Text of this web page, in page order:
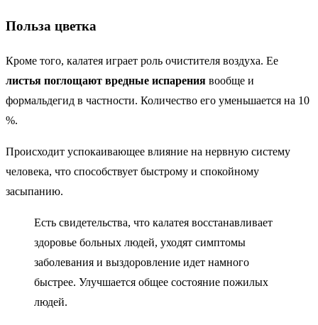
Польза цветка
Кроме того, калатея играет роль очистителя воздуха. Ее
листья поглощают вредные испарения вообще и
формальдегид в частности. Количество его уменьшается на 10
%.
Происходит успокаивающее влияние на нервную систему
человека, что способствует быстрому и спокойному
засыпанию.
Есть свидетельства, что калатея восстанавливает
здоровье больных людей, уходят симптомы
заболевания и выздоровление идет намного
быстрее. Улучшается общее состояние пожилых
людей.